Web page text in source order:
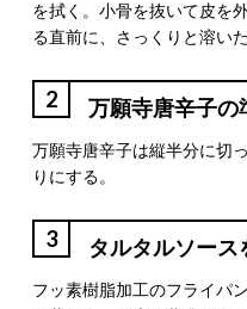
を拭く。小骨を抜いて皮を
る直前に、さっくりと溶い
2 万願寺唐辛子の
万願寺唐辛子は縦半分に切
りにする。
3 タルタルソース
フッ素樹脂加工のフライパ